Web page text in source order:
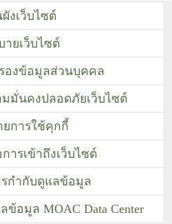
งเว็บไซต์
ายเว็บไซต์
องข้อมูลส่วนบุคคล
มั่นคงปลอดภัยเว็บไซต์
ยการใช้คุกกี้
ารเข้าถึงเว็บไซต์
กำกับดูแลข้อมูล
อมูล MOAC Data Center